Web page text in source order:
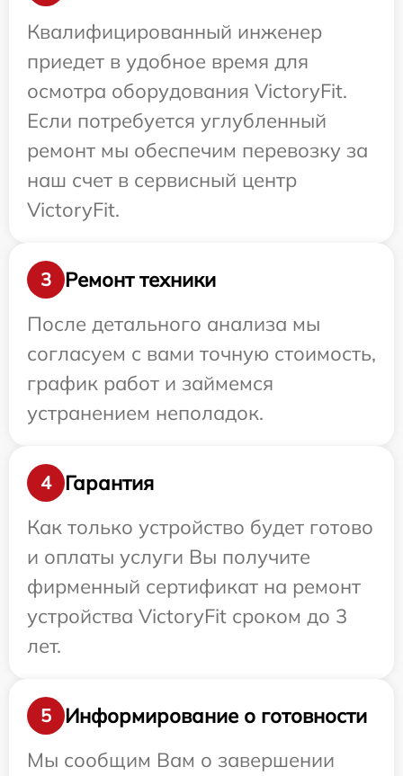
Квалифицированный инженер
приедет в удобное время для
осмотра оборудования VictoryFit.
Если потребуется углубленный
ремонт мы обеспечим перевозку за
наш счет в сервисный центр
VictoryFit.
3
Ремонт техники
После детального анализа мы
согласуем с вами точную стоимость,
график работ и займемся
устранением неполадок.
4
Гарантия
Как только устройство будет готово
и оплаты услуги Вы получите
фирменный сертификат на ремонт
устройства VictoryFit сроком до 3
лет.
5
Информирование о готовности
Мы сообщим Вам о завершении